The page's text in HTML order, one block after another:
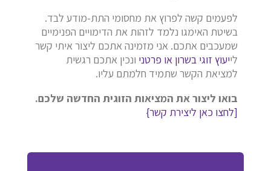
לפעמים קשה לפרוץ את מחסומי התת-מודע לבד.
בשיטת האימגו נלמד לזהות את הדימויים הפנימיים
שמעכבים אתכם. אני מזמינה אתכם ליצור איתי קשר
לייעוץ זוגי בשרון או פרטני ונכין אתכם רגשית
למציאת הקשר שתמיד חלמתם עליו.
בואו ליצור את המציאות הזוגית החדשה שלכם.
[לחצו כאן ליצירת קשר}